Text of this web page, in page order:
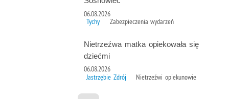
06.08.2026
Tychy Zabezpieczenia wydarzeń
Nietrzeźwa matka opiekowała się
dziećmi
06.08.2026
Jastrzębie Zdrój Nietrzeźwi opiekunowie